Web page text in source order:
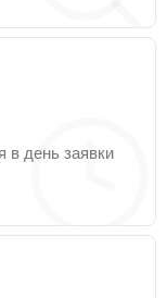
в день заявки